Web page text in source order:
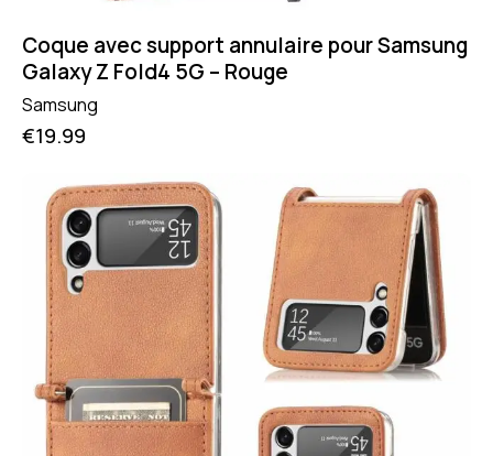
Coque avec support annulaire pour Samsung
Galaxy Z Fold4 5G – Rouge
Samsung
€19.99